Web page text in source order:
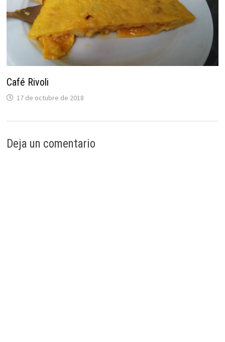
Café Rivoli
17 de octubre de 2018
Deja un comentario